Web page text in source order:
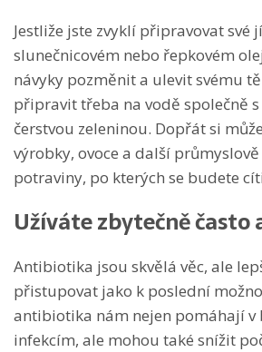
Jestliže jste zvyklí připravovat své
slunečnicovém nebo řepkovém
návyky pozměnit a ulevit svému
připravit třeba na vodě společně
čerstvou zeleninou. Dopřát si
výrobky, ovoce a další
potraviny, po kterých se budete
Užíváte zbytečně
Antibiotika jsou skvělá věc, ale
přistupovat jako k poslední
antibiotika nám nejen pomáhají v
infekcím, ale mohou také snížit